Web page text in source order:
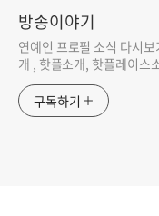
방송이야기
연예인 프로필 소식 다시
개 , 핫플소개, 핫플레이스
구독하기